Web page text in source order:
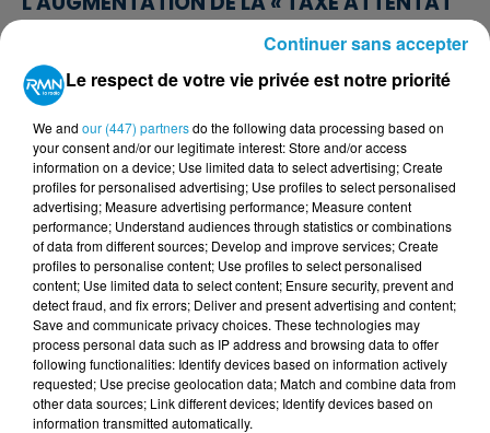
»...
TRAIN : L'ÉTÉ DE TOUS LES RETARDS, LA SNCF
SOUS LE FEU DES CRITIQUES
Le respect de votre vie privée est notre priorité
We and our (447) partnersdo the following data processing based on
your consent and/or our legitimate interest: Store and/or access
information on a device; Use limited data to select advertising; Create
profiles for personalised advertising; Use profiles to select personalised
advertising; Measure advertising performance; Measure content
performance; Understand audiences through statistics or combinations
of data from different sources; Develop and improve services; Create
profiles to personalise content; Use profiles to select personalised
content; Use limited data to select content; Ensure security, prevent and
detect fraud, and fix errors; Deliver and present advertising and content;
Save and communicate privacy choices. These technologies may
process personal data such as IP address and browsing data to offer
following functionalities: Identify devices based on information actively
requested; Use precise geolocation data; Match and combine data from
other data sources; Link different devices; Identify devices based on
information transmitted automatically.
Continuer sans accepter